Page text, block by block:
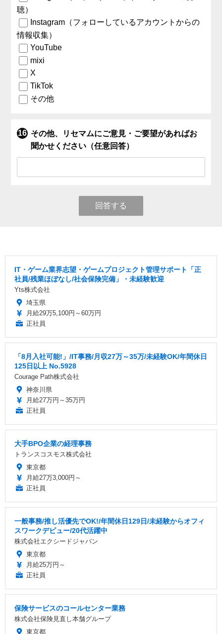
聴）
Instagram（フォローしているアカウントからの
情報収集）
YouTube
mixi
X
TikTok
その他
その他、リセマムにご意見・ご要望があればお
聞かせください（任意回答）
回答する
IT・ゲーム業界志望・ゲームプロジェクト管理サポート「正
社員/残業ほぼなし/社会保険完備」・未経験歓迎
Yts株式会社
埼玉県
月給29万5,100円～60万円
正社員
「8月入社可能!」/IT事務/月収27万～35万/未経験OK/年間休日
125日以上 No.5928
Courage Path株式会社
神奈川県
月給27万円～35万円
正社員
大手BPO企業の経理事務
トランスコスモス株式会社
東京都
月給27万3,000円～
正社員
一般事務/推し活優先でOK!/年間休日129日/未経験からオフィ
スワークデビュー/20代活躍中
株式会社エクシードジャパン
東京都
月給25万円～
正社員
保険サービスのコールセンター業務
株式会社保険見直し本舗グループ
東京都